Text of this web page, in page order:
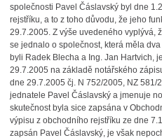
společnosti Pavel Čáslavský byl dne
rejstříku, a to z toho důvodu, že jeho
29.7.2005. Z výše uvedeného vyplývá,
se jednalo o společnost, která měla
byli Radek Blecha a Ing. Jan Hartvich,
29.7.2005 na základě notářského
dne 29.7.2005 čj. N 752/2005, NZ 581/
jednatele Pavel Čáslavský a jmenuje
skutečnost byla sice zapsána v
výpisu z obchodního rejstříku ze dne
zapsán Pavel Čáslavský, je však